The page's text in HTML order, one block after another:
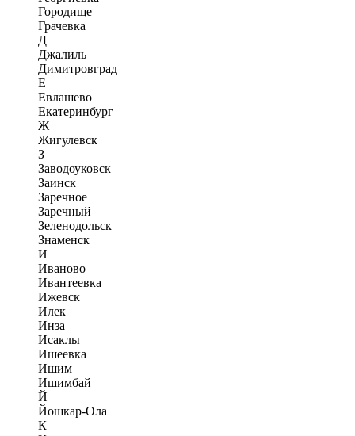
Городище
Грачевка
Д
Джалиль
Димитровград
Е
Евлашево
Екатеринбург
Ж
Жигулевск
З
Заводоуковск
Заинск
Заречное
Заречный
Зеленодольск
Знаменск
И
Иваново
Ивантеевка
Ижевск
Илек
Инза
Исаклы
Ишеевка
Ишим
Ишимбай
Й
Йошкар-Ола
К